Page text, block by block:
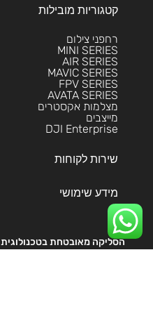
קטגוריות מובילות
רחפני צילום
MINI SERIES
AIR SERIES
MAVIC SERIES
FPV SERIES
AVATA SERIES
מצלמות אקסטרים
מייצבים
DJI Enterprise
שירות לקוחות
מידע שימושי
הסליקה מאובטחת בטכנולוגית 3DS